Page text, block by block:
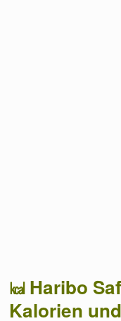
Haribo
Kalorien